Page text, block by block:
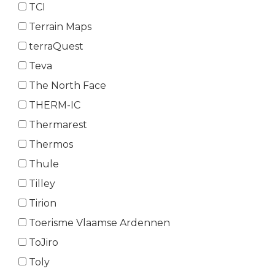
TCI
Terrain Maps
terraQuest
Teva
The North Face
THERM-IC
Thermarest
Thermos
Thule
Tilley
Tirion
Toerisme Vlaamse Ardennen
ToJiro
Toly